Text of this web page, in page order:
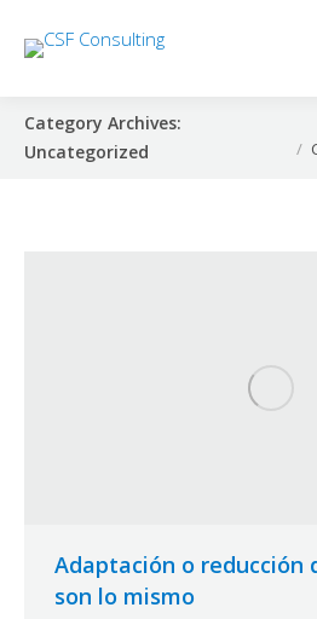
Category Archives:
Uncategorized
Adaptación o reducción
son lo mismo